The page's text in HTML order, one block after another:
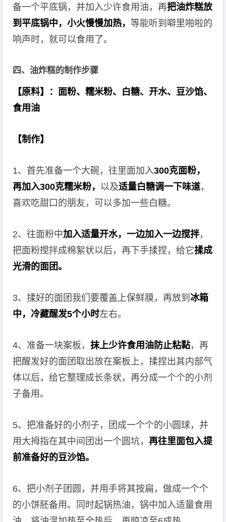
备一个平底锅，并加入少许食用油，再把油炸糕放
到平底锅中，小火慢慢加热，等能听到噼里啪啦的
响声时，就可以食用了。
四、油炸糕的制作步骤
【原料】：面粉、糯米粉、白糖、开水、豆沙馅、
食用油
【制作】
1、首先准备一个大碗，往里面加入300克面粉，
再加入300克糯米粉， 以及适量白糖调一下味道，
喜欢吃甜口的朋友，可以多加一些白糖。
2、往面粉中加入适量开水，一边加入一边搅拌，
把面粉搅拌成棉絮状以后，再下手揉捏，给它揉成
光滑的面团。
3、揉好的面团我们要覆盖上保鲜膜，再放到冰箱
中，冷藏醒发5个小时左右。
4、准备一块案板，抹上少许食用油防止粘黏，再
把醒发好的面团取出放在案板上，揉捏出其内部气
体以后，给它整理成长条状，再分成一个个的小剂
子备用。
5、把准备好的小剂子，团成一个个的小圆球，并
用大拇指在其中间团出一个圆坑，再往里面包入提
前准备好的豆沙馅。
6、把小剂子团圆，并用手将其按扁，做成一个个
的小饼胚备用。同时起锅热油，锅中加入适量食用